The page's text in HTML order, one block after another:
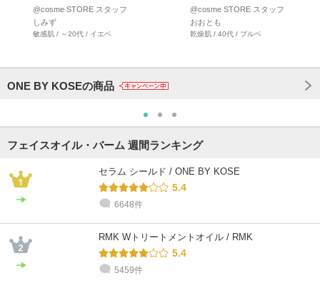
なのですが、とても優秀…
@cosme STORE スタッフ
しみず
敏感肌 / ～20代 / イエベ
容水がじゅわっ…
@cosme STORE スタッフ
おおとも
乾燥肌 / 40代 / ブルベ
ONE BY KOSEの商品
フェイスオイル・バーム 週間ランキング
セラム シールド / ONE BY KOSE
5.4
6648件
RMK Wトリートメントオイル / RMK
5.4
5459件